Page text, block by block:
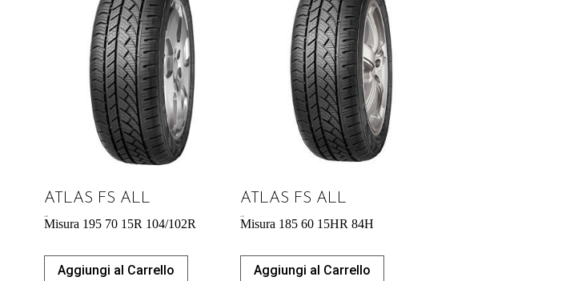
ATLAS FS ALL
Misura 195 70 15R 104/102R
Aggiungi al Carrello
ATLAS FS ALL
Misura 185 60 15HR 84H
Aggiungi al Carrello